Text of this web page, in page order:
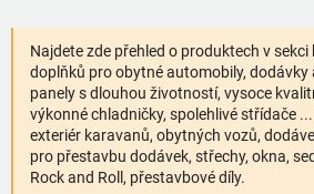
Najdete zde přehled o produktech v
doplňků pro obytné automobily, dodávky
panely s dlouhou životností, vysoce
výkonné chladničky, spolehlivé střídače
exteriér karavanů, obytných vozů,
pro přestavbu dodávek, střechy, okna,
Rock and Roll, přestavbové díly.